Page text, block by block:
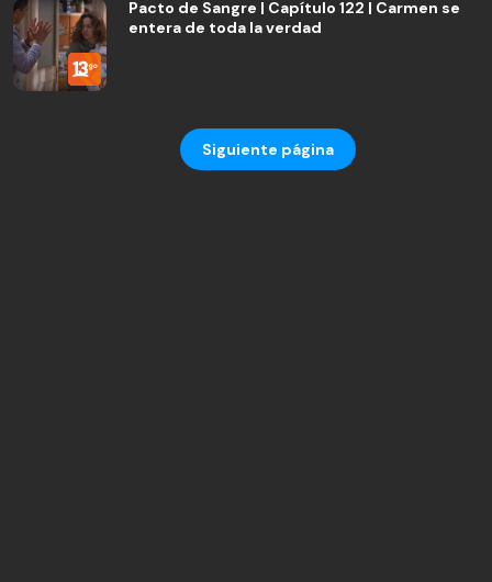
Pacto de Sangre | Capítulo 122 | Carmen se
entera de toda la verdad
Siguiente página